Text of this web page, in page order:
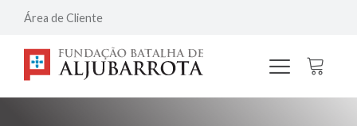
Área de Cliente